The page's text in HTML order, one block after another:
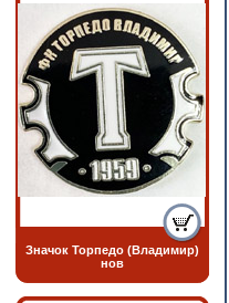
Значок Торпедо (Владимир)
нов